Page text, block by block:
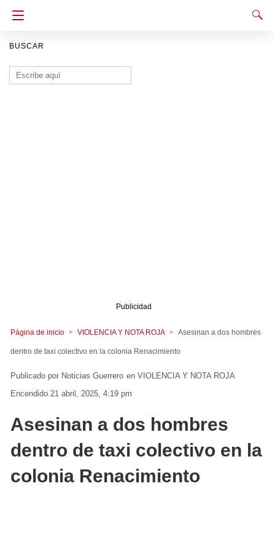
BUSCAR
Buscar:
Publicidad
Página de inicio VIOLENCIA Y NOTA ROJA Asesinan a dos hombres
dentro de taxi colectivo en la colonia Renacimiento
Noticias Guerrero en VIOLENCIA Y NOTA ROJA
Encendido 21 abril, 2025, 4:19 pm
Asesinan a dos hombres
dentro de taxi colectivo en la
colonia Renacimiento